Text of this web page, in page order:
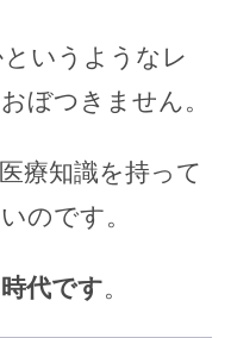
いうようなレ
ぼつきません。
療知識を持って
のです。
代です。